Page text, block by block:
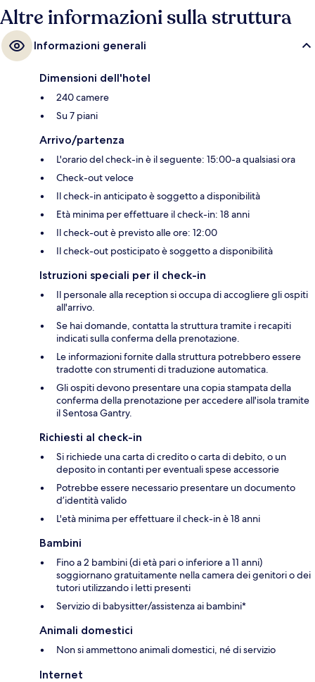
Altre informazioni sulla struttura
Informazioni generali
Dimensioni dell'hotel
240 camere
Su 7 piani
Arrivo/partenza
L'orario del check-in è il seguente: 15:00-a qualsiasi ora
Check-out veloce
Il check-in anticipato è soggetto a disponibilità
Età minima per effettuare il check-in: 18 anni
Il check-out è previsto alle ore: 12:00
Il check-out posticipato è soggetto a disponibilità
Istruzioni speciali per il check-in
Il personale alla reception si occupa di accogliere gli ospiti
all'arrivo.
Se hai domande, contatta la struttura tramite i recapiti
indicati sulla conferma della prenotazione.
Le informazioni fornite dalla struttura potrebbero essere
tradotte con strumenti di traduzione automatica.
Gli ospiti devono presentare una copia stampata della
conferma della prenotazione per accedere all'isola tramite
il Sentosa Gantry.
Richiesti al check-in
Si richiede una carta di credito o carta di debito, o un
deposito in contanti per eventuali spese accessorie
Potrebbe essere necessario presentare un documento
d’identità valido
L'età minima per effettuare il check-in è 18 anni
Bambini
Fino a 2 bambini (di età pari o inferiore a 11 anni)
soggiornano gratuitamente nella camera dei genitori o dei
tutori utilizzando i letti presenti
Servizio di babysitter/assistenza ai bambini*
Animali domestici
Non si ammettono animali domestici, né di servizio
Internet